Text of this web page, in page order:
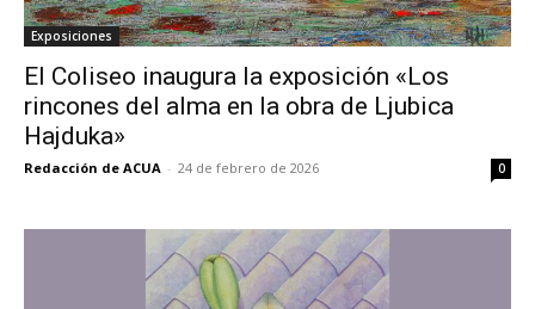
Exposiciones
El Coliseo inaugura la exposición «Los
rincones del alma en la obra de Ljubica
Hajduka»
Redacción de ACUA - 24 de febrero de 2026 0